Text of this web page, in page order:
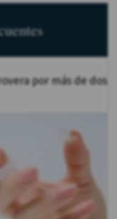
por más de dos